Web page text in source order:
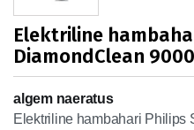
Elektriline
DiamondClean
algem naeratus
Elektriline hambahari Philips